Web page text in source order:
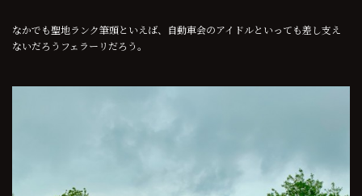
なかでも聖地ランク筆頭といえば、自動車会のアイドルといっても差し支え
ないだろうフェラーリだろう。